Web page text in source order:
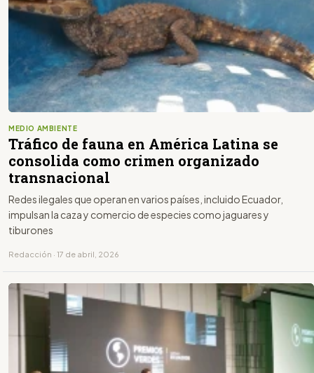
MEDIO AMBIENTE
Tráfico de fauna en América Latina se
consolida como crimen organizado
transnacional
Redes ilegales que operan en varios países, incluido Ecuador,
impulsan la caza y comercio de especies como jaguares y
tiburones
Redacción · 17 de abril, 2026